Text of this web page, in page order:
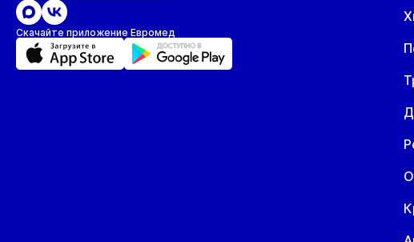
Скачайте приложение Евромед